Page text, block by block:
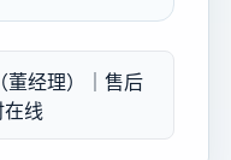
（董经理）｜售后
在线